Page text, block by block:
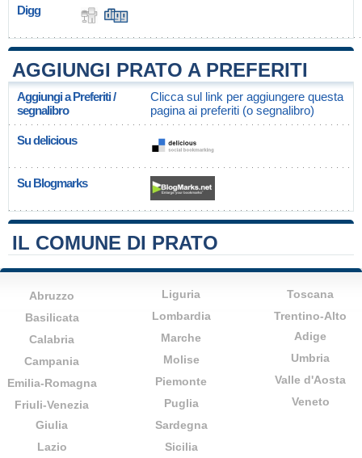
Digg
AGGIUNGI PRATO A PREFERITI
Aggiungi a Preferiti /
segnalibro
Clicca sul link per aggiungere questa
pagina ai preferiti (o segnalibro)
Su delicious
Su Blogmarks
IL COMUNE DI PRATO
Abruzzo
Basilicata
Calabria
Campania
Emilia-Romagna
Friuli-Venezia
Giulia
Lazio
Liguria
Lombardia
Marche
Molise
Piemonte
Puglia
Sardegna
Sicilia
Toscana
Trentino-Alto
Adige
Umbria
Valle d'Aosta
Veneto